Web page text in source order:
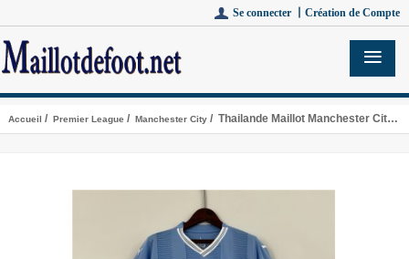
Se connecter 丨 Création de Compte
Accueil / Premier League / Manchester City/ Thailande Maillot Manchester City Domicile 2023/2024